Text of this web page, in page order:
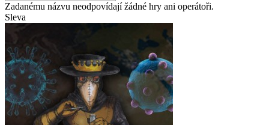
Zadanému názvu neodpovídají žádné hry ani operátoři.
Sleva